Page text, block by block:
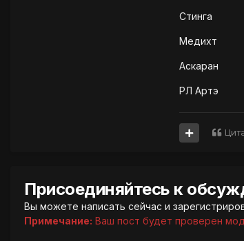
Стинга
Медихт
Аскаран
РЛ Артэ
Присоединяйтесь к
Вы можете написать сейчас и
Примечание: Ваш пост будет проверен